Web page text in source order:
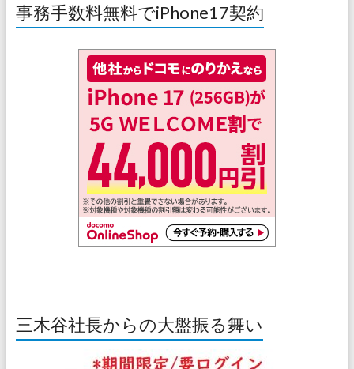
事務手数料無料でiPhone17契約
三木谷社長からの大盤振る舞い